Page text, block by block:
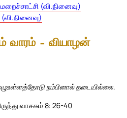
(வி.நினைவு)
(வி.நினைவு)
வாரம் – வியாழன்
நம்பினால் தடையில்லை.
வாசகம் 8: 26-40